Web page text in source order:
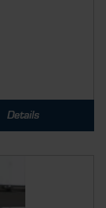
Details